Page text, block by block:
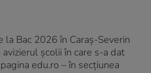
la Bac 2026 în Caraș-Severin
școlii în care s-a dat
edu.ro – în secțiunea